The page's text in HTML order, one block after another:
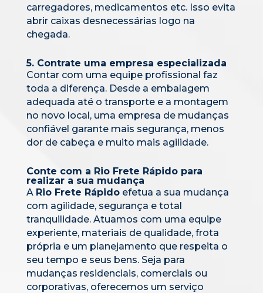
carregadores, medicamentos etc. Isso evita
abrir caixas desnecessárias logo na
chegada.
5. Contrate uma empresa especializada
Contar com uma equipe profissional faz
toda a diferença. Desde a embalagem
adequada até o transporte e a montagem
no novo local, uma empresa de mudanças
confiável garante mais segurança, menos
dor de cabeça e muito mais agilidade.
Conte com a Rio Frete Rápido para
realizar a sua mudança
A Rio Frete Rápidoefetua a sua mudança
com agilidade, segurança e total
tranquilidade. Atuamos com uma equipe
experiente, materiais de qualidade, frota
própria e um planejamento que respeita o
seu tempo e seus bens. Seja para
mudanças residenciais, comerciais ou
corporativas, oferecemos um serviço